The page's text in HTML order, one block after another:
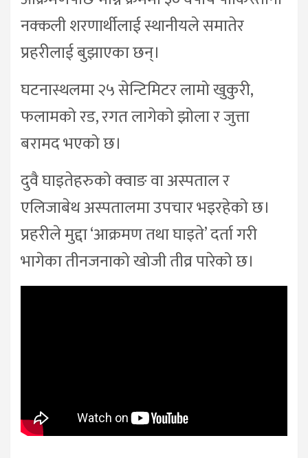
नक्कली शरणार्थीलाई स्थानीयले समातेर
प्रहरीलाई बुझाएका छन्।
घटनास्थलमा २५ सेन्टिमिटर लामो खुकुरी,
फलामको रड, रगत लागेको झोला र जुत्ता
बरामद भएको छ।
दुवै घाइतेहरुको क्वाङ वा अस्पताल र
एलिजाबेथ अस्पतालमा उपचार भइरहेको छ।
प्रहरीले मुद्दा ‘आक्रमण तथा घाइते’ दर्ता गरी
भागेका तीनजनाको खोजी तीव्र पारेको छ।